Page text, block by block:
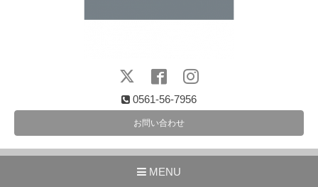
0561-56-7956
お問い合わせ
MENU